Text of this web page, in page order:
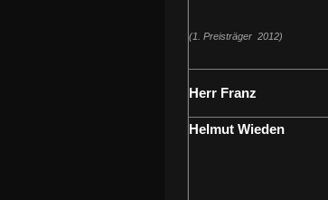
(1. Preisträger 2012)
Herr Franz
Helmut Wieden